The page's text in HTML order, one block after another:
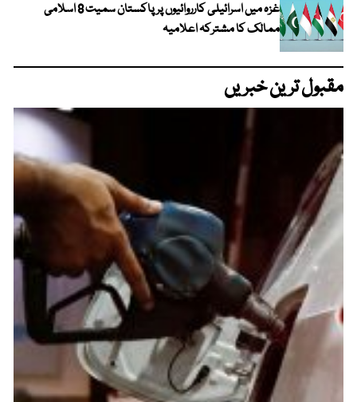
غزہ میں اسرائیلی کارروائیوں پر پاکستان سمیت 8 اسلامی
ممالک کا مشترکہ اعلامیہ
مقبول ترین خبریں